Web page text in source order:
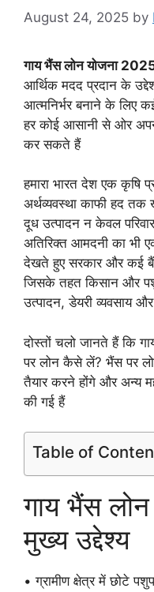
August 24, 2025 by
गाय भैंस लोन योजना
आर्थिक मदद प्रदान के
आत्मनिर्भर बनाने के लिए
हर कोई आसानी से ओर
कर सकते हैं
हमारा भारत देश एक कृषि
अर्थव्यवस्था काफी हद
दूध उत्पादन न केवल
अतिरिक्त आमदनी का भी
देखते हुए सरकार और कई
जिसके तहत किसान और
उत्पादन, डेयरी व्यवसाय
दोस्तों चलो जानते हैं कि
पर लोन कैसे लें? भैंस पर
तैयार करने होंगे और अन्य
की गई हैं
Table of
गाय भैंस
मुख्य उद्देश्य
• ग्रामीण क्षेत्र में छोटे